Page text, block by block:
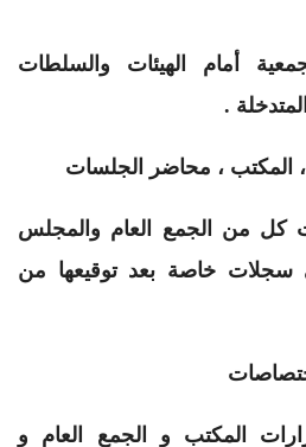
أمام الهيئات والسلطات
.
كل من الجمع العام والمجلس
خاصة بعد توقيعها من
المكتب و الجمع العام و